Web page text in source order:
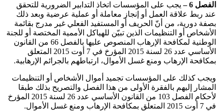
الفصل 6 –
يجب على المؤسسات اتخاذ التدابير الضرورية للتحقق
عند ربط علاقة العمل أو إنجاز معاملة أو عملية عرضية وبعد ذلك
بصفة دورية، من أنّ الحريف أو المستفيد الفعلي غير مدرج بقائمة
الأشخاص أو التنظيمات الذين تبيّن للهياكل الأممية المختصة أو للجنة
الوطنية لمكافحة الإرهاب المنصوص عليها بالفصل 66 من القانون
الأساسي عدد 26 لسنة 2015 المؤرخ في 7 أوت 2015 المتعلق
بمكافحة الإرهاب ومنع غسل الأموال، ارتباطهم بالجرائم الإرهابية.
ويجب كذلك على المؤسسات تجميد أموال الأشخاص أو التنظيمات
المشار إليهم بالفقرة الأولى من هذا الفصل والتصريح بذلك طبقا
لأحكام الفصل 103 من القانون الأساسي عدد 26 لسنة 2015 المؤرخ
في 7 أوت 2015 المتعلق بمكافحة الإرهاب ومنع غسل الأموال
.